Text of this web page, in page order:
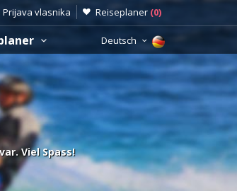
Prijava vlasnika Reiseplaner (0)
Deutsch
Viel Spass!